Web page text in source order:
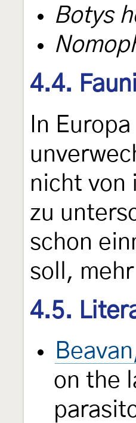
Botys
4.4.
In
nicht von
zu
schon
soll,
4.5.
on the